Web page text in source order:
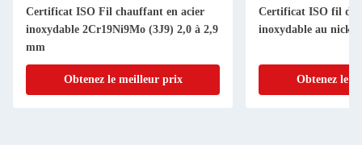
Certificat ISO Fil chauffant en acier
inoxydable 2Cr19Ni9Mo (3J9) 2,0 à 2,9
mm
Obtenez le meilleur prix
Certificat ISO fil de
inoxydable au
Obtenez le